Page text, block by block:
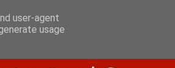
سياسة
user-agent
usage